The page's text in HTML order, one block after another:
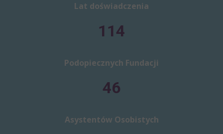
Lat doświadczenia
114
Podopiecznych Fundacji
46
Asystentów Osobistych